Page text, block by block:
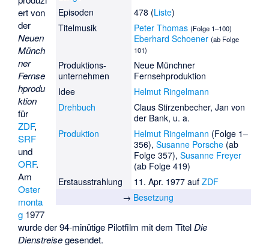
Episoden
478 (Liste)
Titelmusik
Peter Thomas (Folge 1–100)
Eberhard Schoener (ab Folge
101)
Produktions­
unternehmen
Neue Münchner
Fernsehproduktion
Idee
Helmut Ringelmann
Drehbuch
Claus Stirzenbecher, Jan von
der Bank, u. a.
Produktion
Helmut Ringelmann (Folge 1–
356), Susanne Porsche(ab
Folge 357), Susanne Freyer
(ab Folge 419)
Erstausstrahlung
11. Apr. 1977 auf ZDF
→ Besetzung
ert von
der
Neuen
Münch
ner
Fernse
hprodu
ktion
für
ZDF,
SRF
und
ORF.
Am
Oster
monta
g 1977
wurde der 94-minütige Pilotfilm mit dem TitelDie
Dienstreisegesendet.